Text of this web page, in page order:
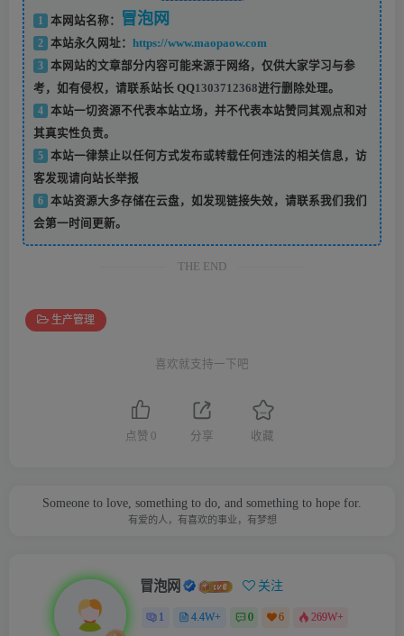
1 本网站名称： 冒泡网
2 本站永久网址： https://www.maopaow.com
3
本网站的文章部分内容可能来源于网络，仅供大家学习与参
考，如有侵权，请联系站长 QQ1303712368进行删除处理。
4
本站一切资源不代表本站立场，并不代表本站赞同其观点和对
其真实性负责。
5
本站一律禁止以任何方式发布或转载任何违法的相关信息，访
客发现请向站长举报
6
本站资源大多存储在云盘，如发现链接失效，请联系我们我们
会第一时间更新。
THE END
生产管理
喜欢就支持一下吧
点赞 0 分享 收藏
Someone to love, something to do, and something to hope for.
有爱的人，有喜欢的事业，有梦想
冒泡网 关注
1 4.4W+ 0 6 269W+